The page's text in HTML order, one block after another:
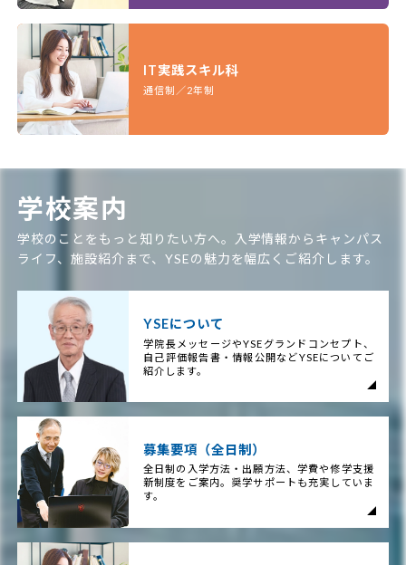
IT実践スキル科
通信制／2年制
学校案内
学校のことをもっと知りたい方へ。入学情報からキャンパス
ライフ、施設紹介まで、YSEの魅力を幅広くご紹介します。
YSEについて
学院長メッセージやYSEグランドコンセプト、
自己評価報告書・情報公開などYSEについてご
紹介します。
募集要項（全日制）
全日制の入学方法・出願方法、学費や修学支援
新制度をご案内。奨学サポートも充実していま
す。